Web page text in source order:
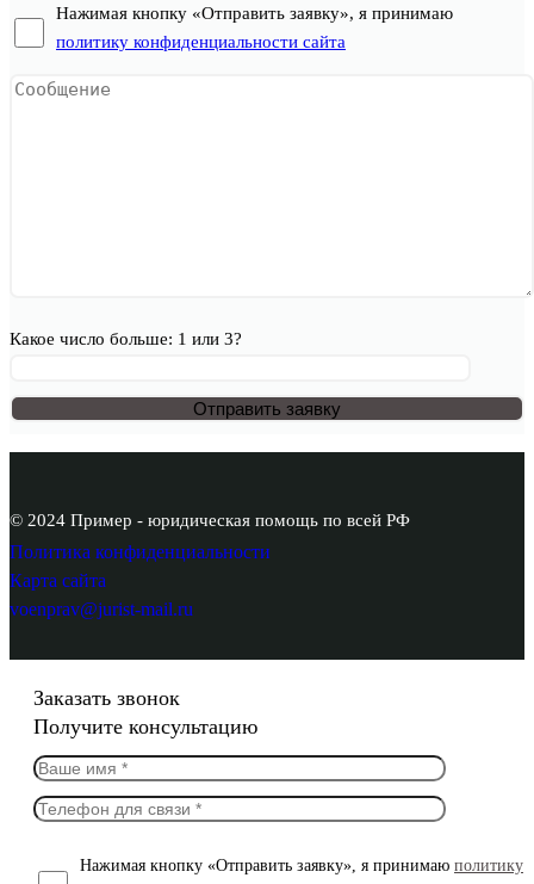
Нажимая кнопку «Отправить заявку», я принимаю
политику конфиденциальности сайта
Какое число больше: 1 или 3?
© 2024 Пример - юридическая помощь по всей РФ
Политика конфиденциальности
Карта сайта
voenprav@jurist-mail.ru
Заказать звонок
Получите консультацию
Нажимая кнопку «Отправить заявку», я принимаю политику